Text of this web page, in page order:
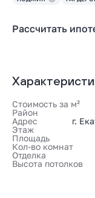
Рассчитать
Стоимость за м²
Район
Адрес
г.
Этаж
Площадь
Кол-во комнат
Отделка
Высота потолков